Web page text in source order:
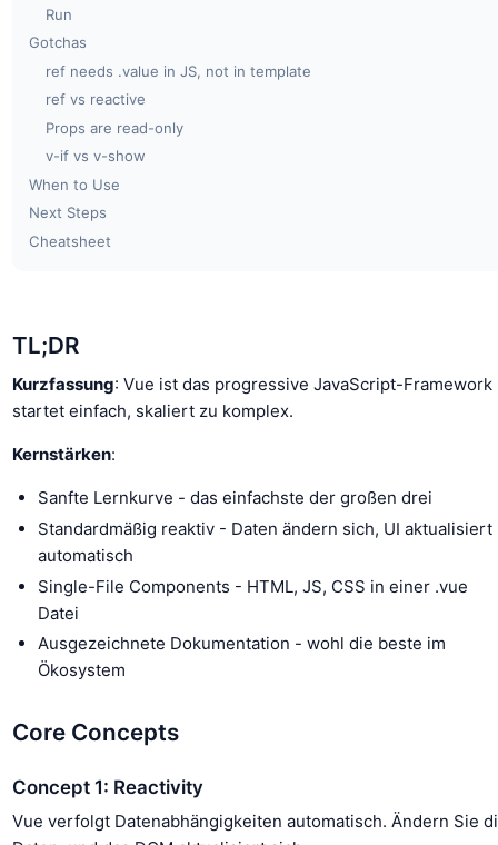
Run
Gotchas
ref needs .value in JS, not in template
ref vs reactive
Props are read-only
v-if vs v-show
When to Use
Next Steps
Cheatsheet
TL;DR
Kurzfassung: Vue ist das progressive JavaScript-Framework
startet einfach, skaliert zu komplex.
Kernstärken:
Sanfte Lernkurve - das einfachste der großen drei
Standardmäßig reaktiv - Daten ändern sich, UI aktualisiert
automatisch
Single-File Components - HTML, JS, CSS in einer .vue
Datei
Ausgezeichnete Dokumentation - wohl die beste im
Ökosystem
Core Concepts
Concept 1: Reactivity
Vue verfolgt Datenabhängigkeiten automatisch. Ändern Sie